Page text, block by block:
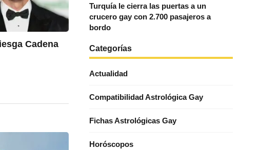
Cadena
Turquía le cierra las puertas a un
crucero gay con 2.700 pasajeros a
bordo
Categorías
Actualidad
Compatibilidad Astrológica Gay
Fichas Astrológicas Gay
Horóscopos